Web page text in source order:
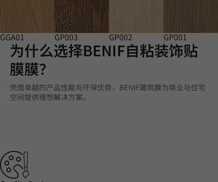
GGA01 GP003 GP002 GP001
为什么选择BENIF自粘装饰贴
膜膜？
凭借卓越的产品性能与环保优势，BENIF建筑膜为商业与住宅
空间提供理想解决方案。